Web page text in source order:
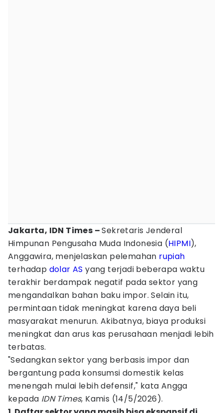
Jakarta, IDN Times –Sekretaris Jenderal
Himpunan Pengusaha Muda Indonesia (HIPMI),
Anggawira, menjelaskan pelemahan rupiah
terhadap dolar AS yang terjadi beberapa waktu
terakhir berdampak negatif pada sektor yang
mengandalkan bahan baku impor. Selain itu,
permintaan tidak meningkat karena daya beli
masyarakat menurun. Akibatnya, biaya produksi
meningkat dan arus kas perusahaan menjadi lebih
terbatas.
"Sedangkan sektor yang berbasis impor dan
bergantung pada konsumsi domestik kelas
menengah mulai lebih defensif," kata Angga
kepada IDN Times, Kamis (14/5/2026).